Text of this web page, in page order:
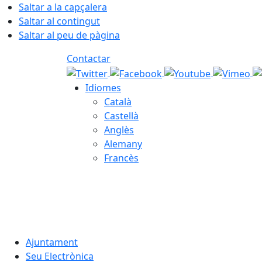
Saltar a la capçalera
Saltar al contingut
Saltar al peu de pàgina
Contactar
Idiomes
Català
Castellà
Anglès
Alemany
Francès
Ajuntament
Seu Electrònica